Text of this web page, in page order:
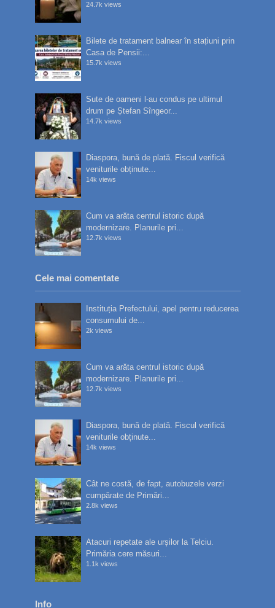
24.7k views
Bilete de tratament balnear în stațiuni prin
Casa de Pensii:...
15.7k views
Sute de oameni l-au condus pe ultimul
drum pe Ștefan Sîngeor...
14.7k views
Diaspora, bună de plată. Fiscul verifică
veniturile obținute...
14k views
Cum va arăta centrul istoric după
modernizare. Planurile pri...
12.7k views
Cele mai comentate
Instituția Prefectului, apel pentru reducerea
consumului de...
2k views
Cum va arăta centrul istoric după
modernizare. Planurile pri...
12.7k views
Diaspora, bună de plată. Fiscul verifică
veniturile obținute...
14k views
Cât ne costă, de fapt, autobuzele verzi
cumpărate de Primări...
2.8k views
Atacuri repetate ale urșilor la Telciu.
Primăria cere măsuri...
1.1k views
Info